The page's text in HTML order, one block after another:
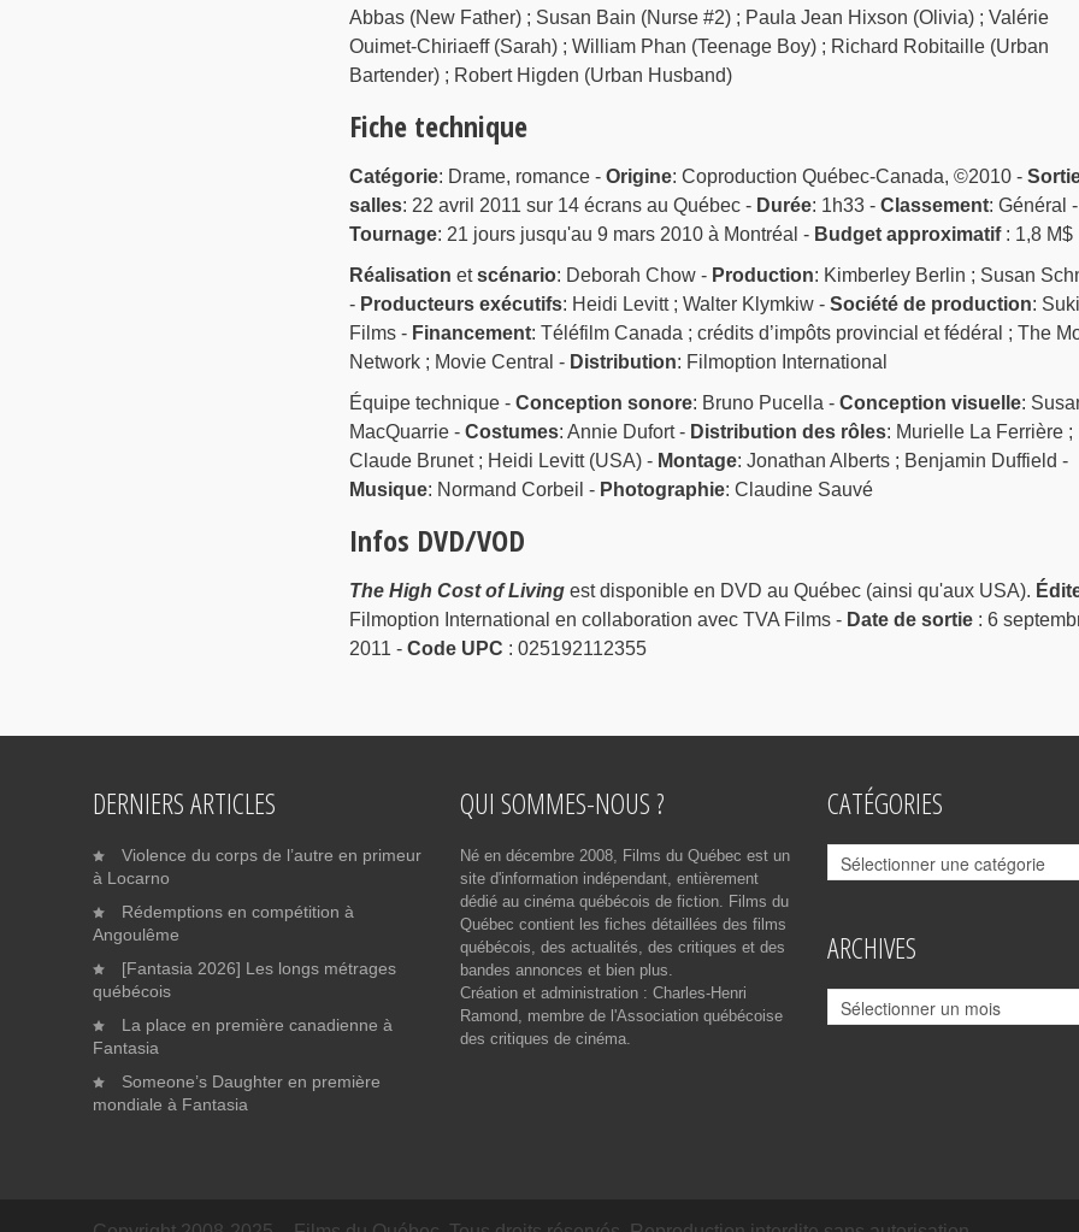
Abbas (New Father) ; Susan Bain (Nurse #2) ; Paula Jean Hixson (Olivia) ; Valérie
Ouimet-Chiriaeff (Sarah) ; William Phan (Teenage Boy) ; Richard Robitaille (Urban
Bartender) ; Robert Higden (Urban Husband)
Fiche technique
Catégorie: Drame, romance - Origine: Coproduction Québec-Canada, ©2010 -
salles: 22 avril 2011 sur 14 écrans au Québec - Durée: 1h33 - Classement: Général -
Tournage: 21 jours jusqu'au 9 mars 2010 à Montréal - Budget approximatif: 1,8 M$
Réalisation etscénario: Deborah Chow - Production: Kimberley Berlin ; Susan
- Producteurs exécutifs: Heidi Levitt ; Walter Klymkiw - Société de production: Suki
Films - Financement: Téléfilm Canada ; crédits d’impôts provincial et fédéral ; The
Network ; Movie Central - Distribution: Filmoption International
Équipe technique - Conception sonore: Bruno Pucella - Conception visuelle:
MacQuarrie - Costumes: Annie Dufort - Distribution des rôles: Murielle La Ferrière ;
Claude Brunet ; Heidi Levitt (USA) - Montage: Jonathan Alberts ; Benjamin Duffield -
Musique: Normand Corbeil - Photographie: Claudine Sauvé
Infos DVD/VOD
The High Cost of Livingest disponible en DVD au Québec (ainsi qu'aux USA).
Filmoption International en collaboration avec TVA Films - Date de sortie: 6
2011 - Code UPC : 025192112355
DERNIERS ARTICLES
Violence du corps de l’autre en primeur
à Locarno
Rédemptions en compétition à
Angoulême
[Fantasia 2026] Les longs métrages
québécois
La place en première canadienne à
Fantasia
Someone’s Daughter en première
mondiale à Fantasia
QUI SOMMES-NOUS ?
Né en décembre 2008, Films du Québec est un
site d'information indépendant, entièrement
dédié au cinéma québécois de fiction. Films du
Québec contient les fiches détaillées des films
québécois, des actualités, des critiques et des
bandes annonces et bien plus.
Création et administration : Charles-Henri
Ramond, membre de l'Association québécoise
des critiques de cinéma.
CATÉGORIES
Catégories
ARCHIVES
Archives